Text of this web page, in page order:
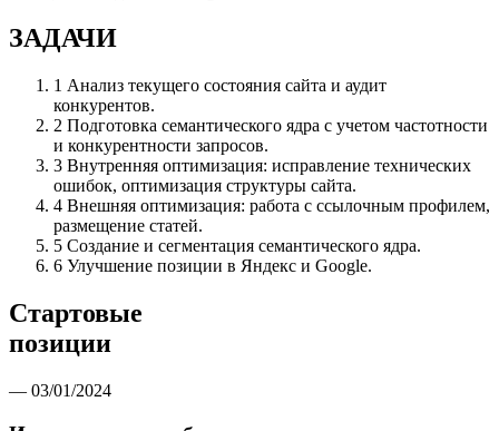
ЗАДАЧИ
1 Анализ текущего состояния сайта и аудит
конкурентов.
2 Подготовка семантического ядра с учетом частотности
и конкурентности запросов.
3 Внутренняя оптимизация: исправление технических
ошибок, оптимизация структуры сайта.
4 Внешняя оптимизация: работа с ссылочным профилем,
размещение статей.
5 Создание и сегментация семантического ядра.
6 Улучшение позиции в Яндекс и Google.
Стартовые
позиции
— 03/01/2024